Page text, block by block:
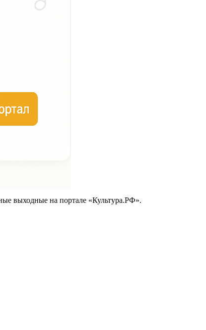
выходные на портале «Культура.РФ».